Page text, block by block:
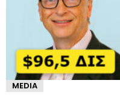
MEDIA